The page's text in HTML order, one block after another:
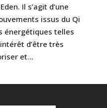
Il s’agit d’une
issus du Qi
énergétiques telles
d’être très
et...